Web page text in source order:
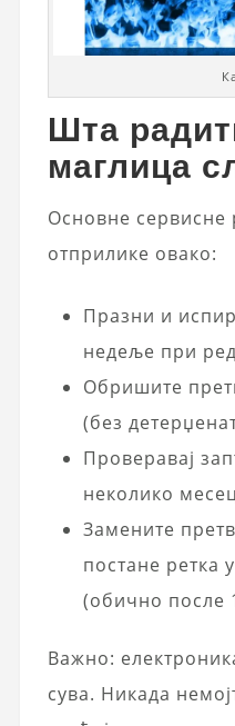
Шта
маглица
Основне сервисне
отприлике овако:
Празни и
недеље при
Обришите
(без
Проверавај
неколико
Замените
постане ретка
(обично после
Важно:
сува. Никада